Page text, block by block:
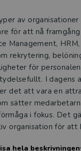
av
för att nå
Management,
rekrytering,
för
I dagens
det att vara en
sätter
i fokus. Det
organisation för att
hela beskrivningen